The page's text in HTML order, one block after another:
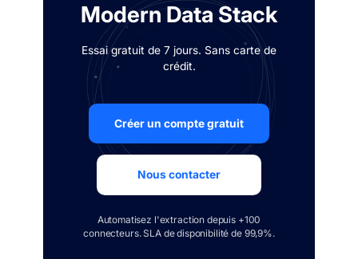
Modern Data Stack
Essai gratuit de 7 jours. Sans carte de
crédit.
Créer un compte gratuit
Nous contacter
Automatisez l'extraction depuis +100
connecteurs. SLA de disponibilité de 99,9%.